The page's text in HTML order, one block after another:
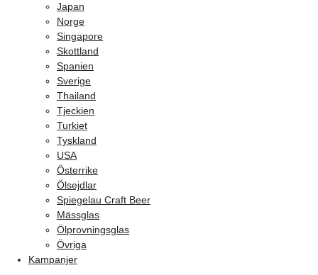
Japan
Norge
Singapore
Skottland
Spanien
Sverige
Thailand
Tjeckien
Turkiet
Tyskland
USA
Österrike
Ölsejdlar
Spiegelau Craft Beer
Mässglas
Ölprovningsglas
Övriga
Kampanjer